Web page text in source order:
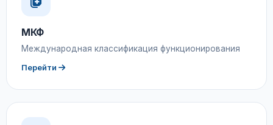
МКФ
Международная классификация функционирования
Перейти